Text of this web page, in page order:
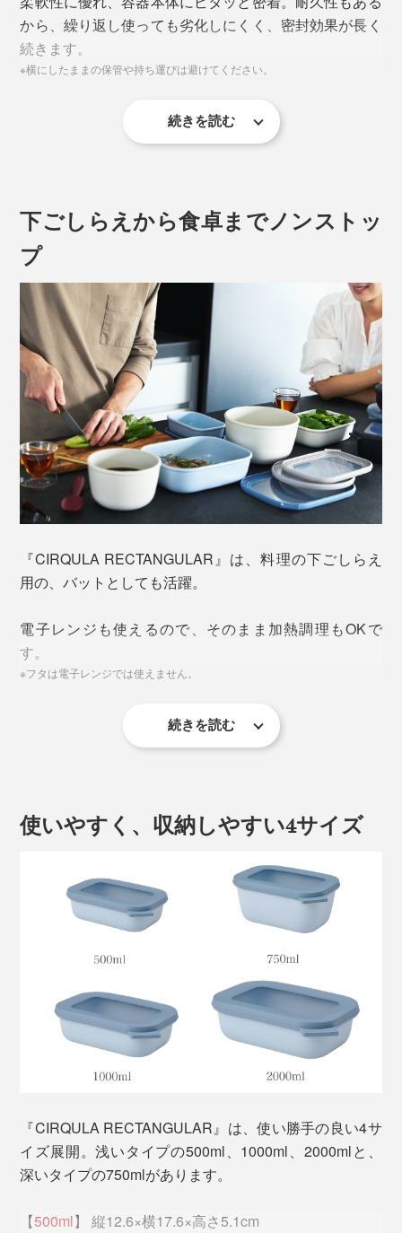
から、繰り返し使っても劣化しにくく、密封効果が長く
続きます。
※横にしたままの保管や持ち運びは避けてください。
写真左奥から時計回りに、角型750ml、角型2000ml、角型500ml、角型1000ml
（本品）
固形物だけでなく、煮物・スープなど汁気が多いものも
安心して保存でき、どんな料理・食材にも万能。
角型500ml
持ち運びにも便利なので、毎日のお弁当はもちろん、バ
続きを読む
下ごしらえから食卓までノンストッ
プ
『CIRQULA RECTANGULAR』は、料理の下ごしらえ
用の、バットとしても活躍。
電子レンジも使えるので、そのまま加熱調理もOKで
す。
※フタは電子レンジでは使えません。
北欧らしいツヤ消しのニュアンスカラーと、温かみのあ
るフォルムは、食器としても使えるデザイン。
レンジで温めてそのまま食卓へ。
続きを読む
使いやすく、収納しやすい4サイズ
『CIRQULA RECTANGULAR』は、使い勝手の良い4サ
イズ展開。浅いタイプの500ml、1000ml、2000mlと、
深いタイプの750mlがあります。
【500ml】 縦12.6×横17.6×高さ5.1cm